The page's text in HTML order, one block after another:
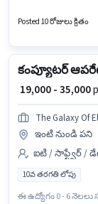
ఉన్న అభ్యర్థులు ఈ
వాస్తుశిల్పి విభాగంలో
Posted 10 రోజులు క్రితం
కంప్యూటర్
₹ 19,000 - 35,000
The Galaxy Of
ఇంటి నుండి పని
ఐటి / సాఫ్ట్వేర్ /
10వ తరగతి లోపు
ఈ ఉద్యోగం 0 - 6